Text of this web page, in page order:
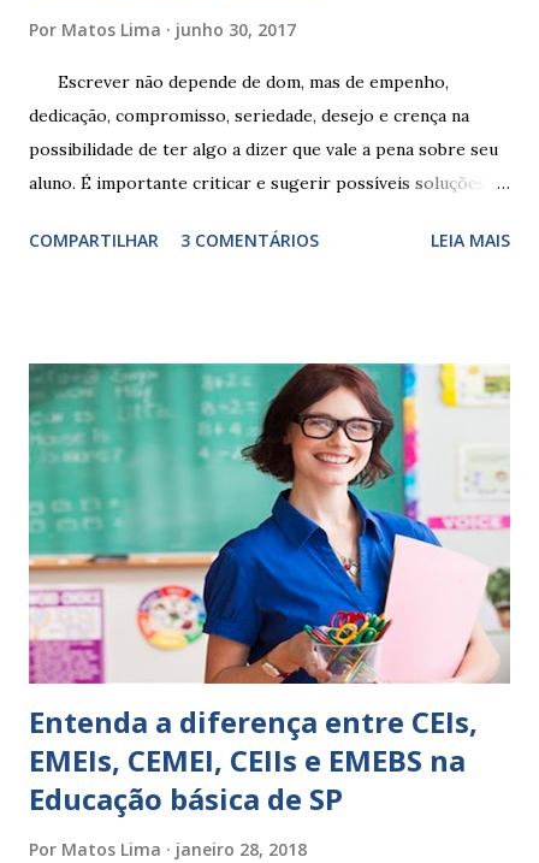
Por Matos Lima junho 30, 2017
Escrever não depende de dom, mas de empenho,
dedicação, compromisso, seriedade, desejo e crença na
possibilidade de ter algo a dizer que vale a pena sobre seu
aluno. É importante criticar e sugerir possíveis soluções.
exercitação. E encontrar a melhor maneira de expressar o
sempre as intervenções feitas para ações apresentadas,
isso ressalta trabalho. SUGESTÕES DE PALAVRAS E
EXPRESSÕES PARA USO EM RELATÓRIOS Você pensa Você
escreve O aluno não sabe O aluno não adquiriu os
conceitos, está em fase de aprendizado. Não tem limites
Apresenta dificuldades de auto-regulação, pois… É nervoso
Ainda não desenvolveu habilidades para convívio no
ambiente...
COMPARTILHAR 3 COMENTÁRIOS LEIA MAIS
Entenda a diferença entre CEIs,
EMEIs, CEMEI, CEIIs e EMEBS na
Educação básica de SP
Por Matos Lima janeiro 28, 2018